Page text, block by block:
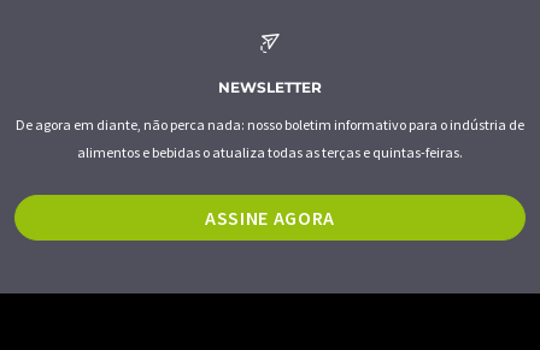
NEWSLETTER
De agora em diante, não perca nada: nosso boletim informativo para o indústria de
alimentos e bebidas o atualiza todas as terças e quintas-feiras.
ASSINE AGORA